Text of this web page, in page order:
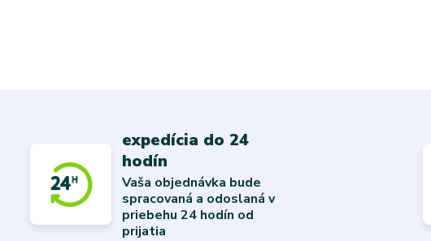
expedícia do 24
hodín
Vaša objednávka bude
spracovaná a odoslaná v
priebehu 24 hodín od
prijatia